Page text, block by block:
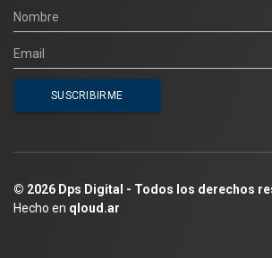
© 2026 Dps Digital - Todos los derechos
Hecho en qloud.ar